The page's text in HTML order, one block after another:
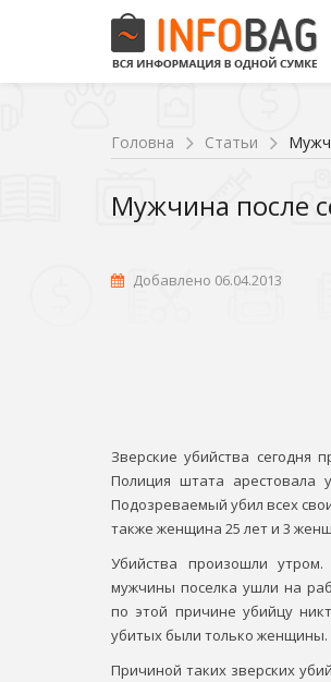
Головна Статьи
Мужчина после
Добавлено 06.04.2013
Зверские убийства сегодня
Полиция штата арестовала
Подозреваемый убил всех
также женщина 25 лет и 3
Убийства произошли
мужчины поселка ушли на
по этой причине убийцу
убитых были только женщины.
Причиной таких зверских